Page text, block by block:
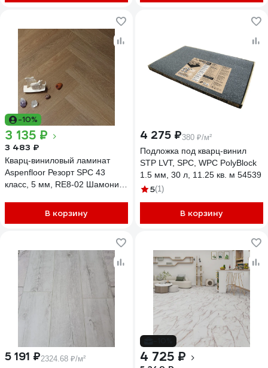
-10%
3 135 ₽
3 483 ₽
Кварц-виниловый ламинат
Aspenfloor Резорт SPC 43
класс, 5 мм, RE8-02 Шамони
4680427110634
В корзину
4 275 ₽380 ₽/м²
Подложка под кварц-винил
STP LVT, SPC, WPC PolyBlock
1.5 мм, 30 л, 11.25 кв. м 54539
5(1)
В корзину
5 191 ₽2324.68 ₽/м² 4 725 ₽